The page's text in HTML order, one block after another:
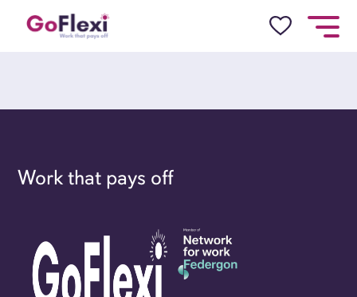
Work that pays off